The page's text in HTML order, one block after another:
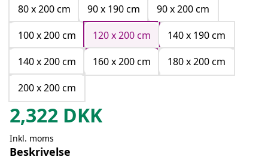
80 x 200 cm
90 x 190 cm
90 x 200 cm
100 x 200 cm
120 x 200 cm
140 x 190 cm
140 x 200 cm
160 x 200 cm
180 x 200 cm
200 x 200 cm
2,322 DKK
Inkl. moms
Beskrivelse